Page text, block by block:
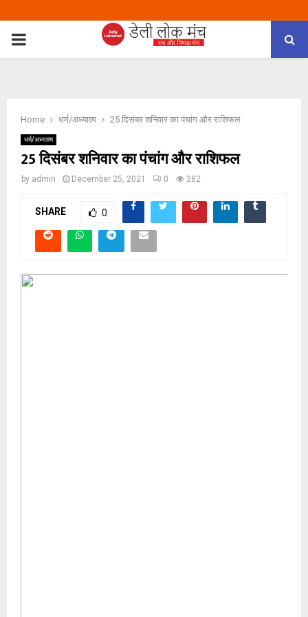
PRIMARY
Home धर्म/अध्यात्म 25 दिसंबर शनिवार का पंचांग और राशिफल
धर्म/अध्यात्म
25 दिसंबर शनिवार का पंचांग और राशिफल
by admin December 25, 2021 0 282
SHARE 0